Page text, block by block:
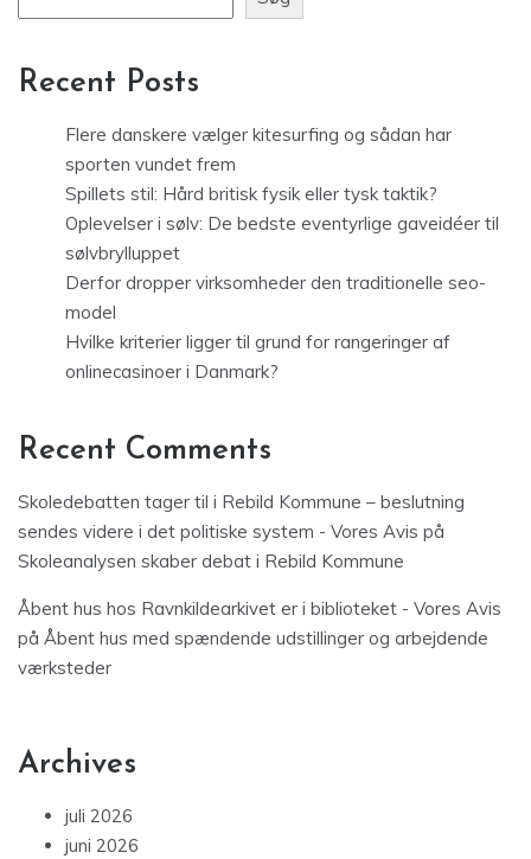
Recent Posts
Flere danskere vælger kitesurfing og sådan har
sporten vundet frem
Spillets stil: Hård britisk fysik eller tysk taktik?
Oplevelser i sølv: De bedste eventyrlige gaveidéer til
sølvbrylluppet
Derfor dropper virksomheder den traditionelle seo-
model
Hvilke kriterier ligger til grund for rangeringer af
onlinecasinoer i Danmark?
Recent Comments
Skoledebatten tager til i Rebild Kommune – beslutning
sendes videre i det politiske system - Vores Avis på
Skoleanalysen skaber debat i Rebild Kommune
Åbent hus hos Ravnkildearkivet er i biblioteket - Vores Avis
på Åbent hus med spændende udstillinger og arbejdende
værksteder
Archives
juli 2026
juni 2026